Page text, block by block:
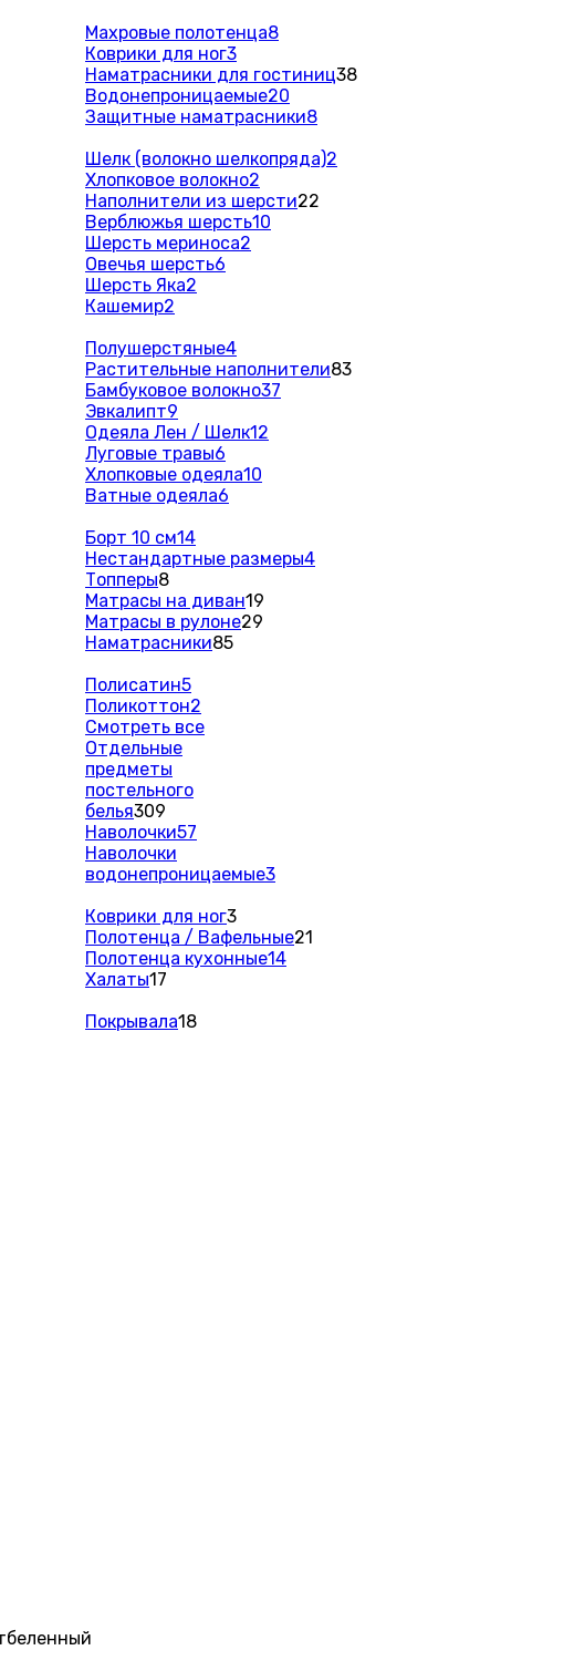
Махровые полотенца8
Коврики для ног3
Наматрасники для гостиниц38
Водонепроницаемые20
Защитные наматрасники8
Шелк (волокно шелкопряда)2
Хлопковое волокно2
Наполнители из шерсти22
Верблюжья шерсть10
Шерсть мериноса2
Овечья шерсть6
Шерсть Яка2
Кашемир2
Полушерстяные4
Растительные наполнители83
Бамбуковое волокно37
Эвкалипт9
Одеяла Лен / Шелк12
Луговые травы6
Хлопковые одеяла10
Ватные одеяла6
Борт 10 см14
Нестандартные размеры4
Топперы8
Матрасы на диван19
Матрасы в рулоне29
Наматрасники85
Полисатин5
Поликоттон2
Смотреть все
Отдельные
предметы
постельного
белья309
Наволочки57
Наволочки
водонепроницаемые3
Коврики для ног3
Полотенца / Вафельные21
Полотенца кухонные14
Халаты17
Покрывала18